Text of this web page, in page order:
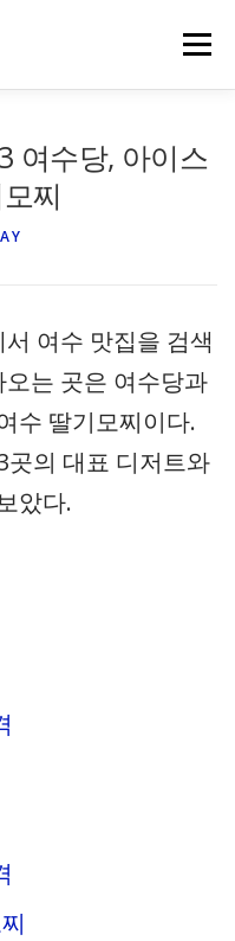
메뉴
여수당, 아이스
찌
여수 맛집을 검색
는 곳은 여수당과
수 딸기모찌이다.
곳의 대표 디저트와
았다.